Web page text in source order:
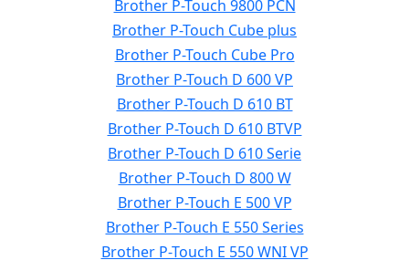
Brother P-Touch 9800 PCN
Brother P-Touch Cube plus
Brother P-Touch Cube Pro
Brother P-Touch D 600 VP
Brother P-Touch D 610 BT
Brother P-Touch D 610 BTVP
Brother P-Touch D 610 Serie
Brother P-Touch D 800 W
Brother P-Touch E 500 VP
Brother P-Touch E 550 Series
Brother P-Touch E 550 WNI VP